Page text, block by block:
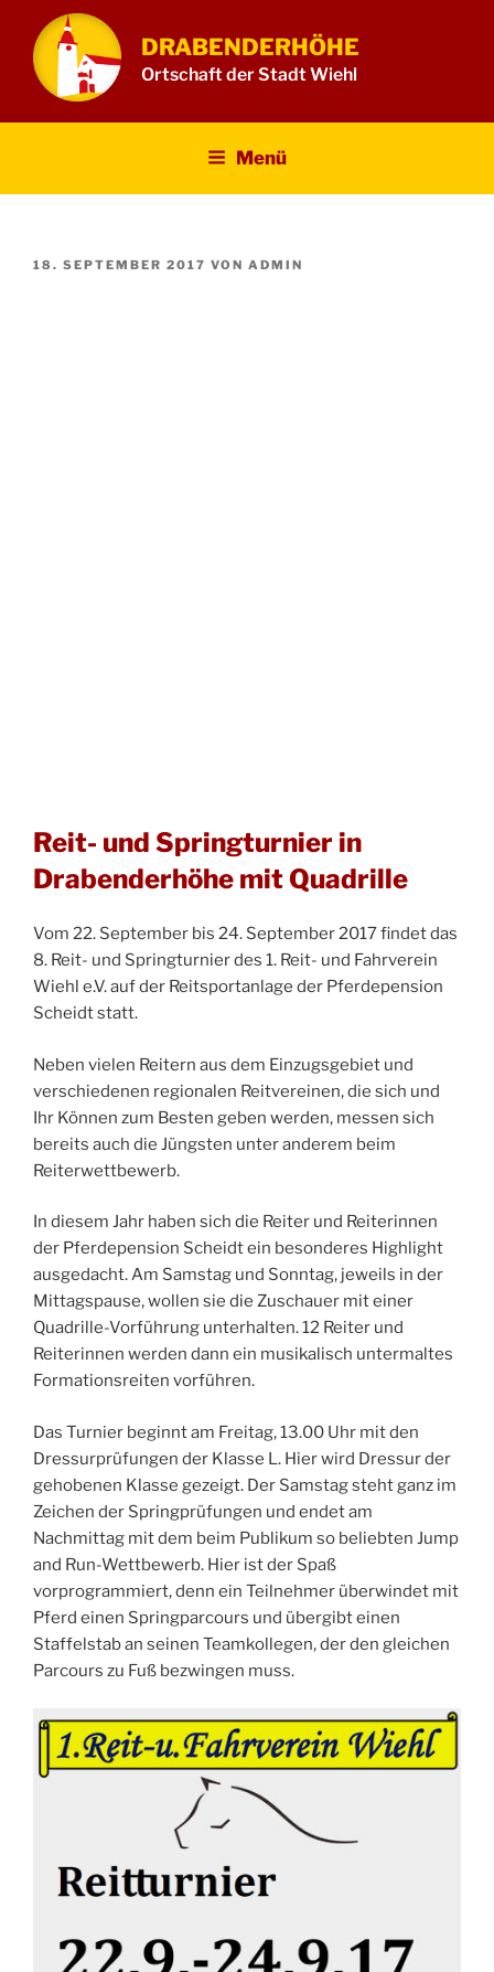
Inhalt
springen
DRABENDERHÖHE
Ortschaft der Stadt Wiehl
Menü
VERÖFFENTLICHT
18. SEPTEMBER 2017 VON ADMIN
Reit- und Springturnier in
Drabenderhöhe mit Quadrille
Vom 22. September bis 24. September 2017 findet das
8. Reit- und Springturnier des 1. Reit- und Fahrverein
Wiehl e.V. auf der Reitsportanlage der Pferdepension
Scheidt statt.
Neben vielen Reitern aus dem Einzugsgebiet und
verschiedenen regionalen Reitvereinen, die sich und
Ihr Können zum Besten geben werden, messen sich
bereits auch die Jüngsten unter anderem beim
Reiterwettbewerb.
In diesem Jahr haben sich die Reiter und Reiterinnen
der Pferdepension Scheidt ein besonderes Highlight
ausgedacht. Am Samstag und Sonntag, jeweils in der
Mittagspause, wollen sie die Zuschauer mit einer
Quadrille-Vorführung unterhalten. 12 Reiter und
Reiterinnen werden dann ein musikalisch untermaltes
Formationsreiten vorführen.
Das Turnier beginnt am Freitag, 13.00 Uhr mit den
Dressurprüfungen der Klasse L. Hier wird Dressur der
gehobenen Klasse gezeigt. Der Samstag steht ganz im
Zeichen der Springprüfungen und endet am
Nachmittag mit dem beim Publikum so beliebten Jump
and Run-Wettbewerb. Hier ist der Spaß
vorprogrammiert, denn ein Teilnehmer überwindet mit
Pferd einen Springparcours und übergibt einen
Staffelstab an seinen Teamkollegen, der den gleichen
Parcours zu Fuß bezwingen muss.